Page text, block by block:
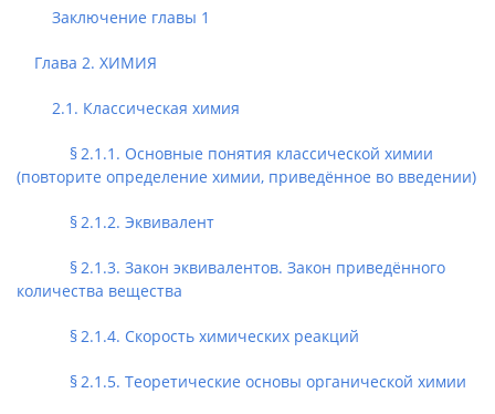
Заключение главы 1
Глава 2. ХИМИЯ
2.1. Классическая химия
§ 2.1.1. Основные понятия классической химии
(повторите определение химии, приведённое во введении)
§ 2.1.2. Эквивалент
§ 2.1.3. Закон эквивалентов. Закон приведённого
количества вещества
§ 2.1.4. Скорость химических реакций
§ 2.1.5. Теоретические основы органической химии